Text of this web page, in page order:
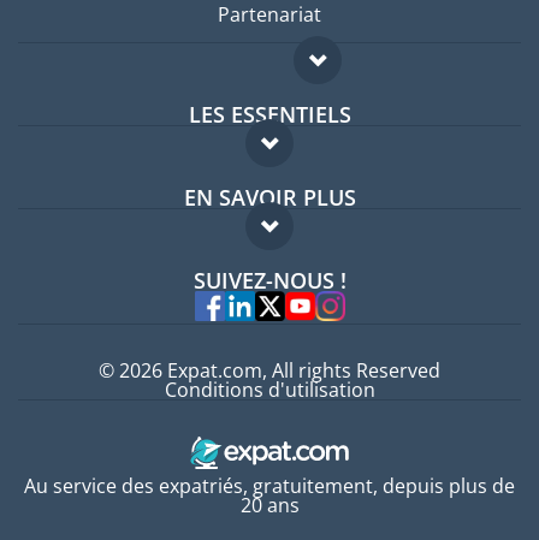
Partenariat
LES ESSENTIELS
Forum expatriés
Guides pays
EN SAVOIR PLUS
FAQ
Experts
SUIVEZ-NOUS !
Au service des expatriés, gratuitement, depuis plus de
20 ans
© 2026 Expat.com, All rights Reserved
Conditions d'utilisation